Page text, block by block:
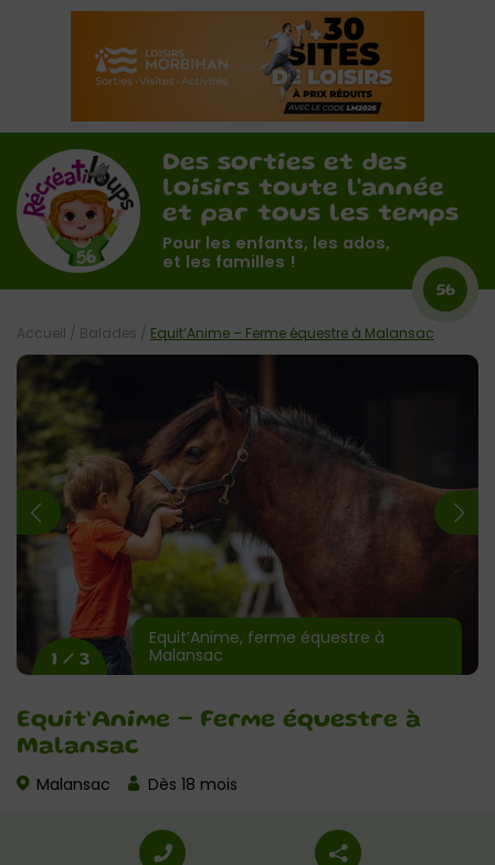
Des sorties et des
loisirs toute l'année
et par tous les temps
Pour les enfants, les ados,
et les familles !
56
Equit’Anime – Ferme équestre à
Malansac
Malansac Dès 18 mois
Equit’Anime, ferme équestre à
Malansac
1 / 3
Accueil / Balades / Equit’Anime – Ferme équestre à Malansac